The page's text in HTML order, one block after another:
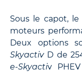
Sous le capot,
moteurs
Deux options
SkyactivD de
e-Skyactiv